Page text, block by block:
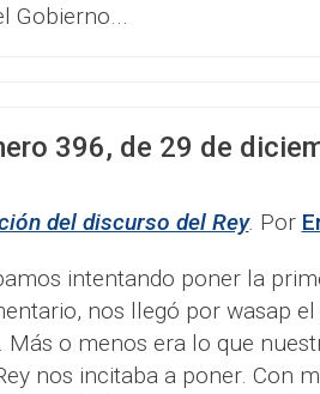
Gobierno...
396, de 29 de
del discurso del Rey. Por
intentando poner la
nos llegó por wasap
Más o menos era lo que
nos incitaba a poner. Con